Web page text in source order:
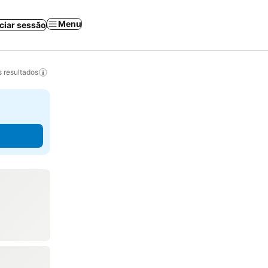
sessão Menu
resultados